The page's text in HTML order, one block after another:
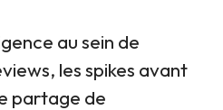
au sein de
les spikes avant
partage de